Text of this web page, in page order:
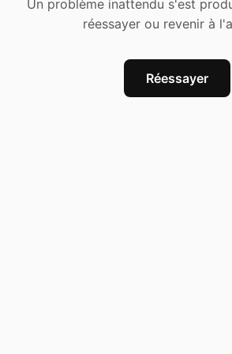
Un problème inattendu s'est
réessayer ou revenir à
Réessayer